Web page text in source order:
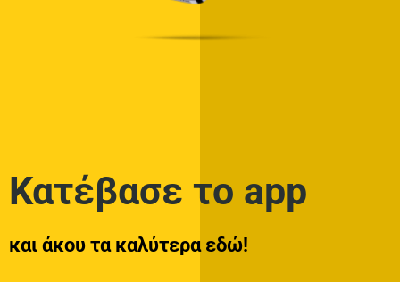
Κατέβασε το app
και άκου τα καλύτερα εδώ!